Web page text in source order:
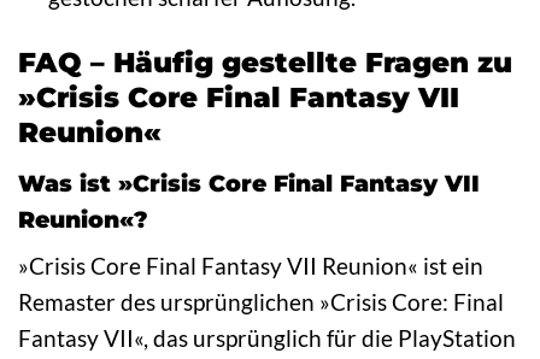
FAQ – Häufig gestellte Fragen zu
»Crisis Core Final Fantasy VII
Reunion«
Was ist »Crisis Core Final Fantasy VII
Reunion«?
»Crisis Core Final Fantasy VII Reunion« ist ein
Remaster des ursprünglichen »Crisis Core: Final
Fantasy VII«, das ursprünglich für die PlayStation